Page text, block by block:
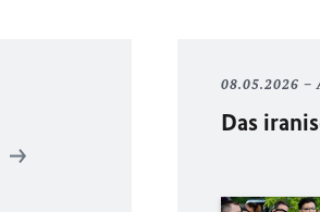
08.05.2026
Das